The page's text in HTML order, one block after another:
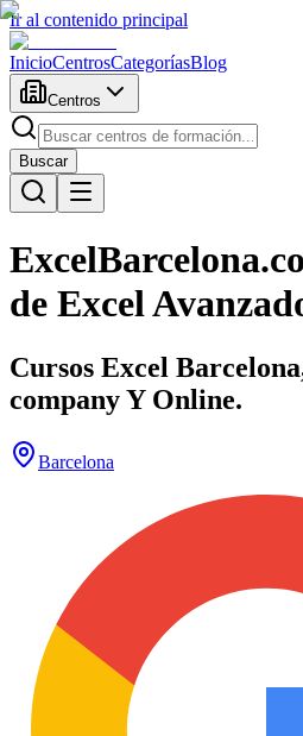
Ir al contenido principal
InicioCentrosCategoríasBlog
Centros
Buscar
de Excel
Cursos Excel
company Y Online.
Barcelona